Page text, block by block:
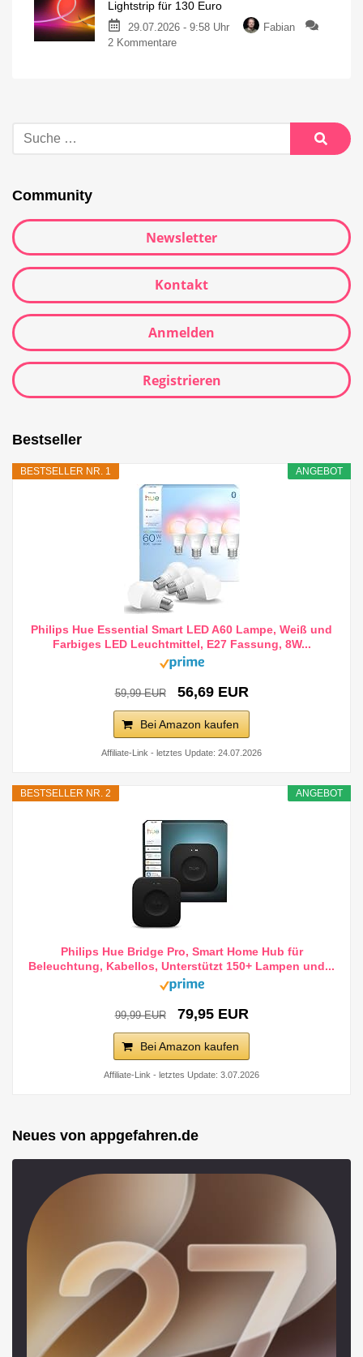
Lightstrip für 130 Euro
29.07.2026 - 9:58 Uhr
Fabian
2 Kommentare
Community
Newsletter
Kontakt
Anmelden
Registrieren
Bestseller
ANGEBOT
BESTSELLER NR. 1
Philips Hue Essential Smart LED A60 Lampe, Weiß und
Farbiges LED Leuchtmittel, E27 Fassung, 8W...
59,99 EUR 56,69 EUR
Bei Amazon kaufen
Affiliate-Link - letztes Update: 24.07.2026
ANGEBOT
BESTSELLER NR. 2
Philips Hue Bridge Pro, Smart Home Hub für
Beleuchtung, Kabellos, Unterstützt 150+ Lampen und...
99,99 EUR 79,95 EUR
Bei Amazon kaufen
Affiliate-Link - letztes Update: 3.07.2026
Neues von appgefahren.de